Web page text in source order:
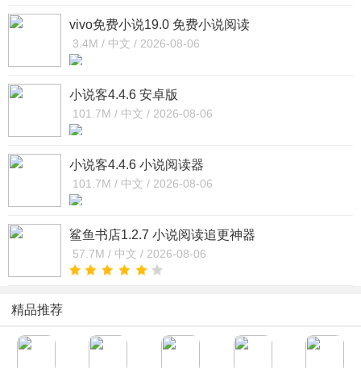
vivo免费小说19.0 免费小说阅读
3.4M / 中文 / 2026-08-06
小说客4.4.6 安卓版
101.7M / 中文 / 2026-08-06
小说客4.4.6 小说阅读器
101.7M / 中文 / 2026-08-06
鲨鱼书店1.2.7 小说阅读追更神器
57.7M / 中文 / 2026-08-06
精品推荐